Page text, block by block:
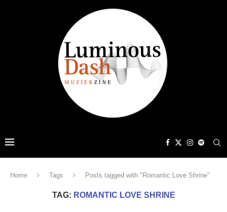
Home Tags Posts tagged with "Romantic Love Shrine"
TAG: ROMANTIC LOVE SHRINE